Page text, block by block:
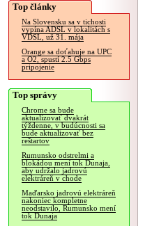
Top články
Na Slovensku sa v tichosti
vypína ADSL v lokalitách s
VDSL, už 31. mája
Orange sa doťahuje na UPC
a O2, spustí 2.5 Gbps
pripojenie
Top správy
Chrome sa bude
aktualizovať dvakrát
týždenne, v budúcnosti sa
bude aktualizovať bez
reštartov
Rumunsko odstrelmi a
blokádou mení tok Dunaja,
aby udržalo jadrovú
elektráreň v chode
Maďarsko jadrovú elektráreň
nakoniec kompletne
neodstavilo, Rumunsko mení
tok Dunaja